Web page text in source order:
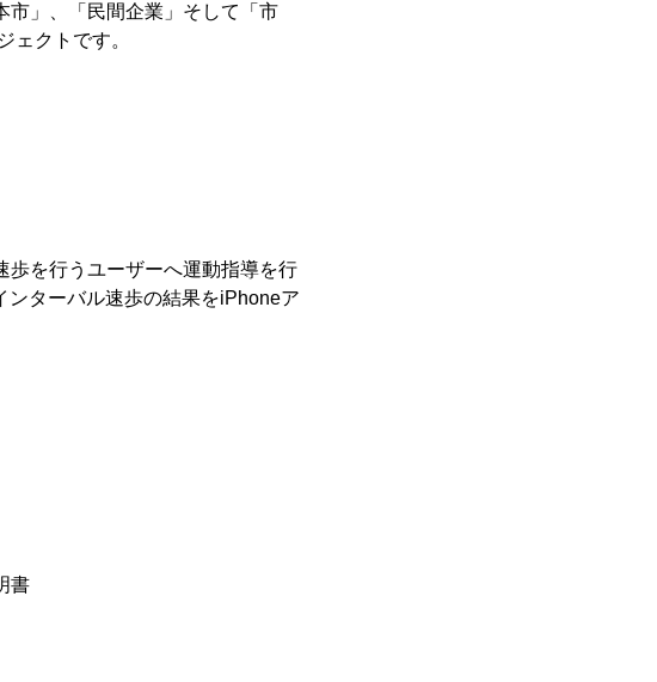
市」、「民間企業」そして「市
ェクトです。
歩を行うユーザーへ運動指導を行
ンターバル速歩の結果をiPhoneア
書